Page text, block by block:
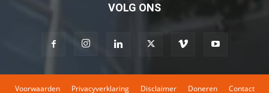
VOLG ONS
Voorwaarden Privacyverklaring Disclaimer Doneren Contact